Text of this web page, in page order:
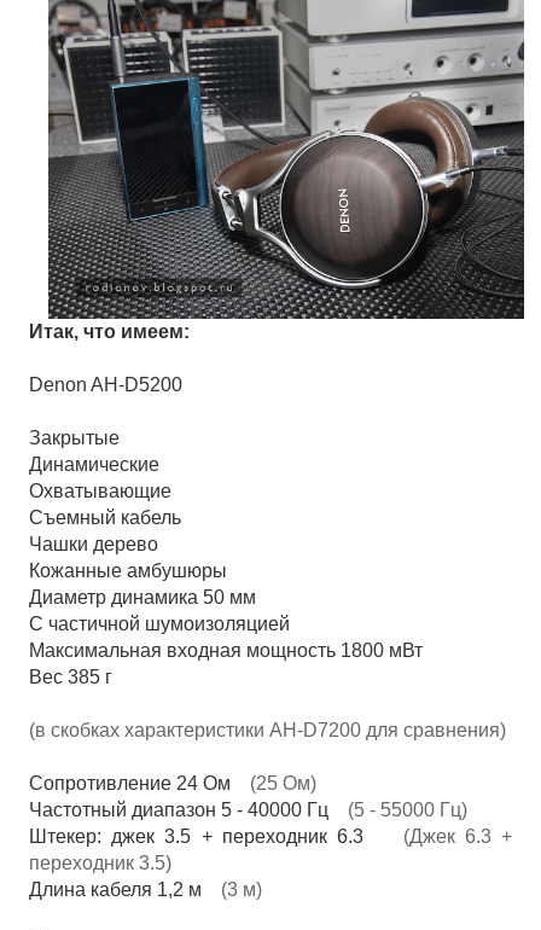
Итак, что имеем:
Denon AH-D5200
Закрытые
Динамические
Охватывающие
Съемный кабель
Чашки дерево
Кожанные амбушюры
Диаметр динамика 50 мм
С частичной шумоизоляцией
Максимальная входная мощность 1800 мВт
Вес 385 г
(в скобках характеристики AH-D7200 для сравнения)
Сопротивление 24 Ом (25 Ом)
Частотный диапазон 5 - 40000 Гц (5 - 55000 Гц)
Штекер: джек 3.5 + переходник 6.3 (Джек 6.3 +
переходник 3.5)
Длина кабеля 1,2 м
(3 м)